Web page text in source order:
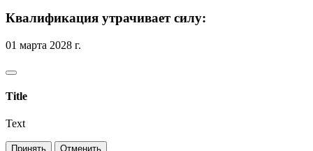
Квалификация утрачивает силу:
01 марта 2028 г.
Title
Text
Принять Отменить